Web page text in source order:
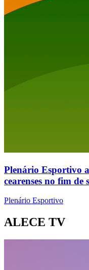
Plenário Esportivo
cearenses no fim de
Plenário Esportivo
ALECE TV